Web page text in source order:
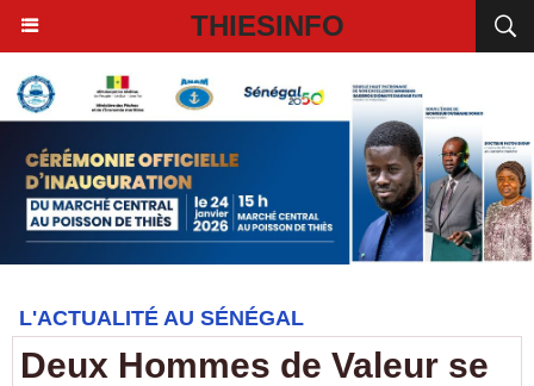
THIESINFO
L'ACTUALITÉ AU SÉNÉGAL
Deux Hommes de Valeur se